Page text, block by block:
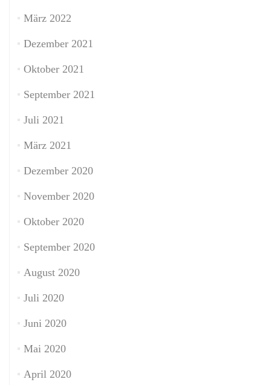
März 2022
Dezember 2021
Oktober 2021
September 2021
Juli 2021
März 2021
Dezember 2020
November 2020
Oktober 2020
September 2020
August 2020
Juli 2020
Juni 2020
Mai 2020
April 2020